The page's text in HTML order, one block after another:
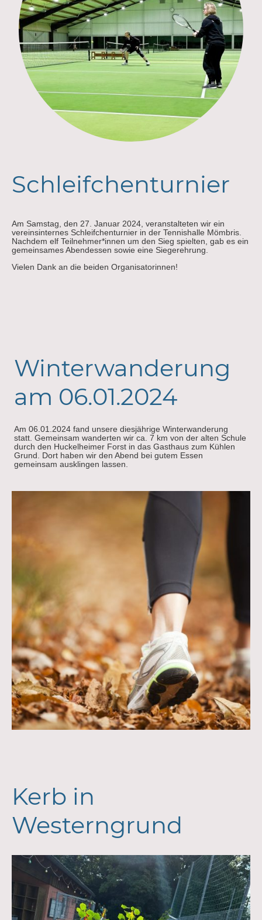
Schleifchenturnier
Am Samstag, den 27. Januar 2024, veranstalteten wir ein
vereinsinternes Schleifchenturnier in der Tennishalle Mömbris.
Nachdem elf Teilnehmer*innen um den Sieg spielten, gab es ein
gemeinsames Abendessen sowie eine Siegerehrung.
Vielen Dank an die beiden Organisatorinnen!
Winterwanderung
am 06.01.2024
Am 06.01.2024 fand unsere diesjährige Winterwanderung
statt. Gemeinsam wanderten wir ca. 7 km von der alten Schule
durch den Huckelheimer Forst in das Gasthaus zum Kühlen
Grund. Dort haben wir den Abend bei gutem Essen
gemeinsam ausklingen lassen.
Kerb in
Westerngrund